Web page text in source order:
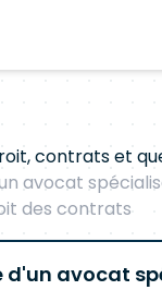
contrats et
avocat
des contrats
d'un avocat